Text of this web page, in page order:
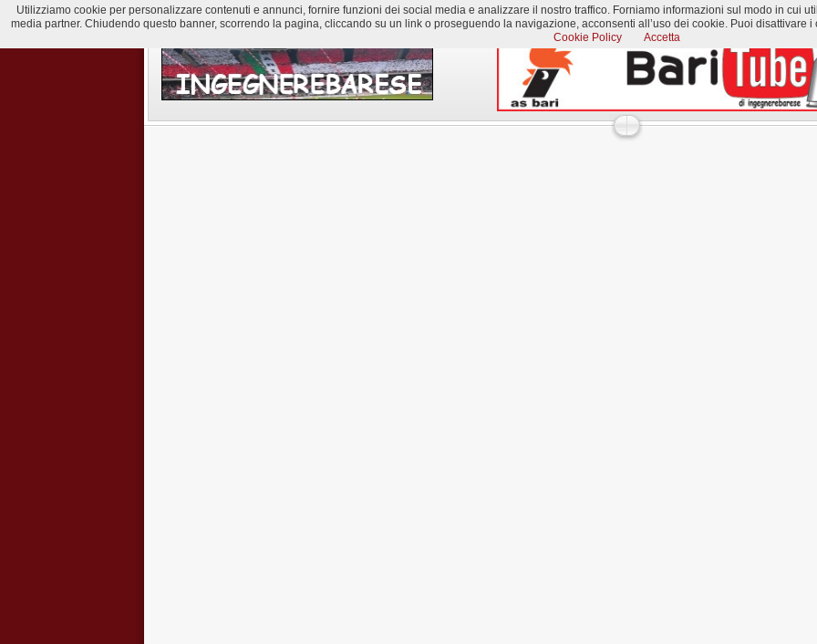
Utilizziamo cookie per personalizzare contenuti e annunci, fornire funzioni dei social media e analizzare il nostro traffico. Forniamo informazioni sul modo in cui
media partner. Chiudendo questo banner, scorrendo la pagina, cliccando su un link o proseguendo la navigazione, acconsenti all’uso dei cookie. Puoi
Cookie Policy
Accetta